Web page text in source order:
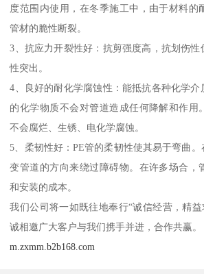
度范围内使用，在冬季施工中，由于材料的
管材的脆性断裂。
3、抗应力开裂性好：抗剪强度高，抗划伤
性突出。
4、良好的耐化学腐蚀性：能抵抗各种化学
的化学物质不会对管道造成任何降解和作用
不会腐烂、生锈、电化学腐蚀。
5、柔韧性好：PE管的柔韧性使其易于弯曲
变管道的方向来绕过障碍物。在许多场合，
和安装的成本。
我们公司将一如既往地奉行“诚信经营，精
诚相邀广大客户与我们携手并进，合作共赢。
m.zxmm.b2b168.com